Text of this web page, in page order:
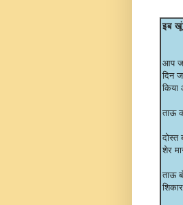
इब
आप
दिन
ताऊ
दोस्त
शेर
ताऊ